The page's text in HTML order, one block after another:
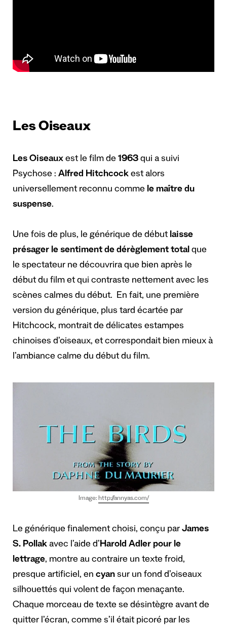
Les Oiseaux
Les Oiseaux est le film de 1963 qui a suivi
Psychose : Alfred Hitchcock est alors
universellement reconnu comme le maître du
suspense.
Une fois de plus, le générique de début laisse
présager le sentiment de dérèglement total que
le spectateur ne découvrira que bien après le
début du film et qui contraste nettement avec les
scènes calmes du début. En fait, une première
version du générique, plus tard écartée par
Hitchcock, montrait de délicates estampes
chinoises d’oiseaux, et correspondait bien mieux à
l’ambiance calme du début du film.
Image: http://annyas.com/
Le générique finalement choisi, conçu par James
S. Pollak avec l’aide d’Harold Adler pour le
lettrage, montre au contraire un texte froid,
presque artificiel, en cyan sur un fond d’oiseaux
silhouettés qui volent de façon menaçante.
Chaque morceau de texte se désintègre avant de
quitter l’écran, comme s’il était picoré par les